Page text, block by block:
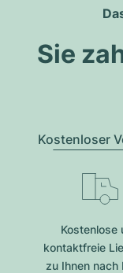
Sie
Kostenloser
Kostenlose
kontaktfreie
zu Ihnen nach